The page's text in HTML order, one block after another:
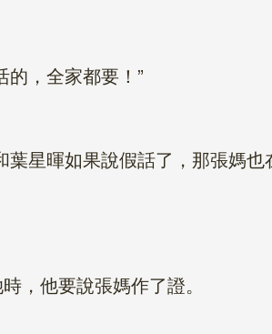
，全家都要！”
暉如果說假話了，那張媽也
他要說張媽作了證。